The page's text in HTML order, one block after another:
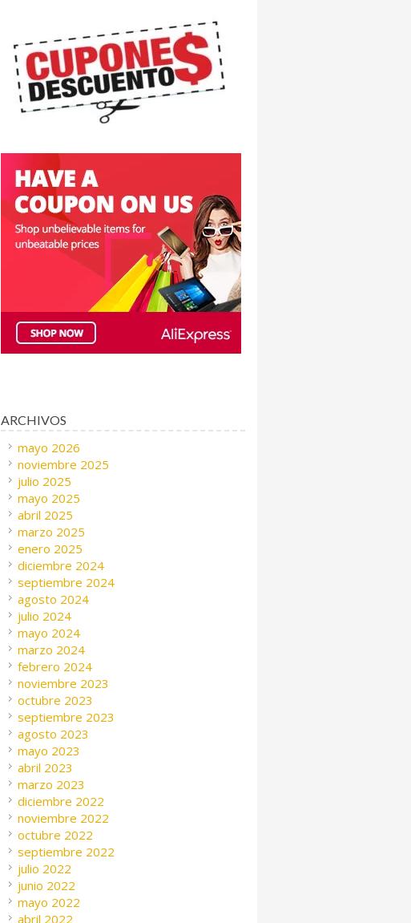
ARCHIVOS
mayo 2026
noviembre 2025
julio 2025
mayo 2025
abril 2025
marzo 2025
enero 2025
diciembre 2024
septiembre 2024
agosto 2024
julio 2024
mayo 2024
marzo 2024
febrero 2024
noviembre 2023
octubre 2023
septiembre 2023
agosto 2023
mayo 2023
abril 2023
marzo 2023
diciembre 2022
noviembre 2022
octubre 2022
septiembre 2022
julio 2022
junio 2022
mayo 2022
abril 2022